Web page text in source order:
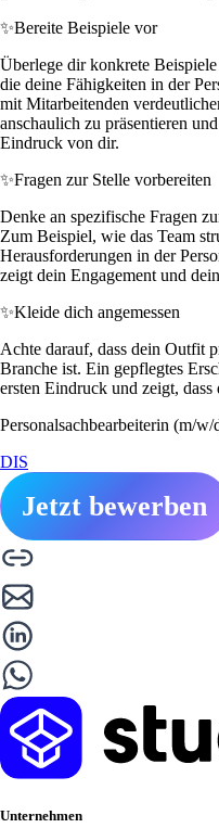
✨Bereite Beispiele vor
Überlege dir konkrete
die deine Fähigkeiten in der
mit Mitarbeitenden
anschaulich zu präsentieren
Eindruck von dir.
✨Fragen zur Stelle vorbereiten
Denke an spezifische Fragen
Zum Beispiel, wie das Team
Herausforderungen in der
zeigt dein Engagement und
✨Kleide dich angemessen
Achte darauf, dass dein Outfit
Branche ist. Ein gepflegtes
ersten Eindruck und zeigt,
Personalsachbearbeiterin (m/w/
DIS
Jetzt bewerben
Unternehmen